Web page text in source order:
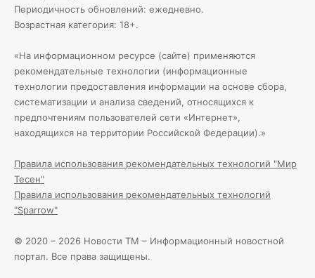
Периодичность обновлений: ежедневно.
Возрастная категория: 18+.
«На информационном ресурсе (сайте) применяются
рекомендательные технологии (информационные
технологии предоставления информации на основе сбора,
систематизации и анализа сведений, относящихся к
предпочтениям пользователей сети «Интернет»,
находящихся на территории Российской Федерации).»
Правила использования рекомендательных технологий "Мир
Тесен"
Правила использования рекомендательных технологий
"Sparrow"
© 2020 – 2026 Новости ТМ – Информационный новостной
портал. Все права защищены.